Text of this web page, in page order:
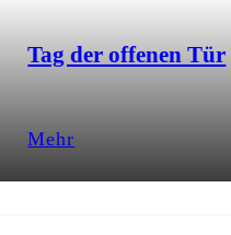
Tag der offenen Tür
Mehr